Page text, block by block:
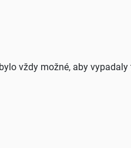
vždy možné, aby vypadaly